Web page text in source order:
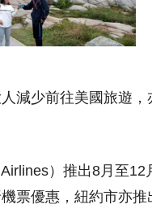
減少前往美國旅遊，
）推出8月至12
票優惠，紐約市亦推